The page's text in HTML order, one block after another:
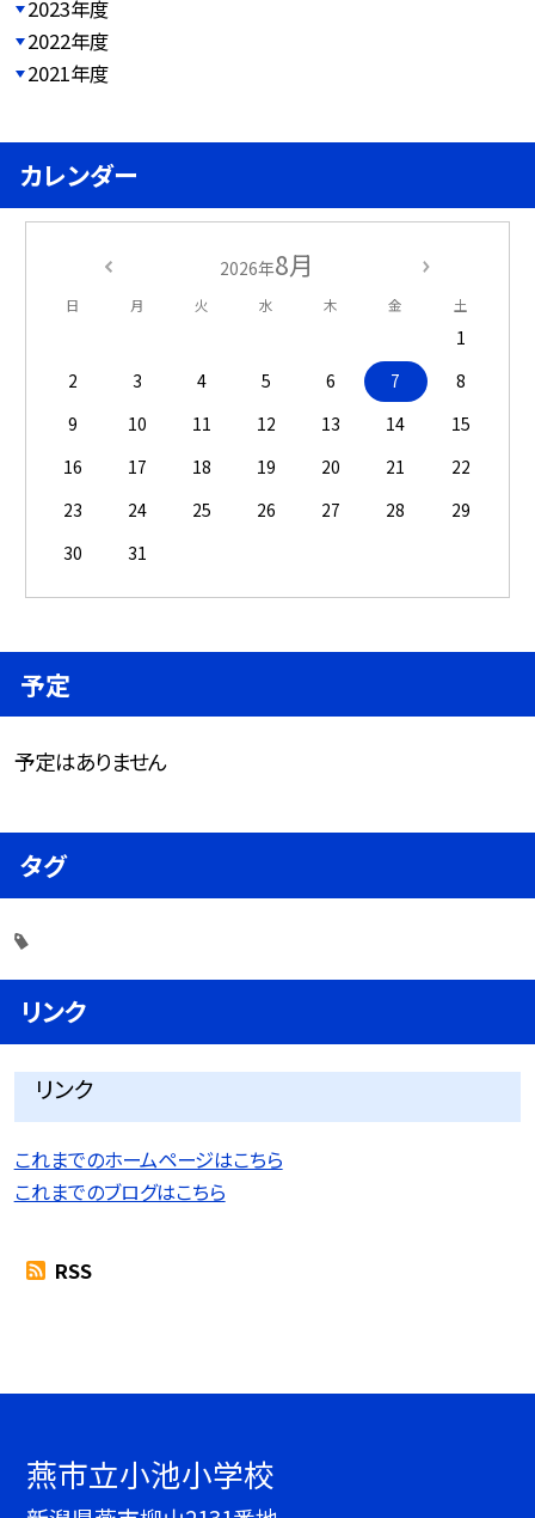
2023年度
2022年度
2021年度
カレンダー
2026年8月
日 月 火 水 木 金 土
1
2
3 4 5 6 7
8
9
10 11 12 13 14
15
16
17 18 19 20 21
22
23
24 25 26 27 28
29
30
31
予定
予定はありません
タグ
リンク
リンク
これまでのホームページはこちら
これまでのブログはこちら
RSS
燕市立小池小学校